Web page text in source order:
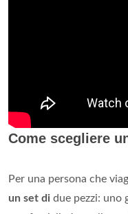
Come scegliere
Per una persona che
un set di due pezzi: uno